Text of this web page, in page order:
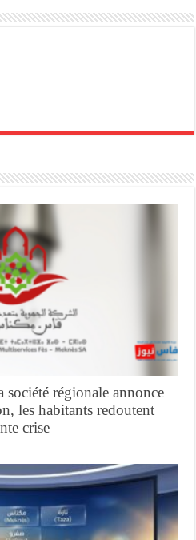
société régionale annonce
les habitants redoutent
crise